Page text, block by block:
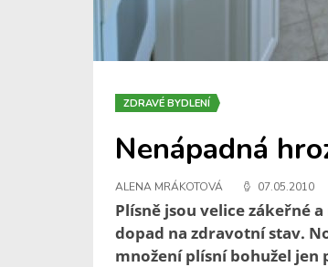
ZDRAVÉ BYDLENÍ
Nenápadná
ALENA MRÁKOTOVÁ 07.05.2010
Plísně jsou velice zákeřné
dopad na zdravotní stav.
množení plísní bohužel